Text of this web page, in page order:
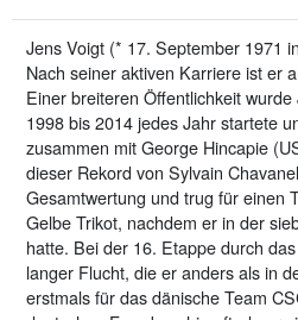
Jens Voigt (* 17. September 1971
Nach seiner aktiven Karriere ist er
Einer breiteren Öffentlichkeit
1998 bis 2014 jedes Jahr startete
zusammen mit George Hincapie
dieser Rekord von Sylvain
Gesamtwertung und trug für einen
Gelbe Trikot, nachdem er in der
hatte. Bei der 16. Etappe durch
langer Flucht, die er anders als in
erstmals für das dänische Team